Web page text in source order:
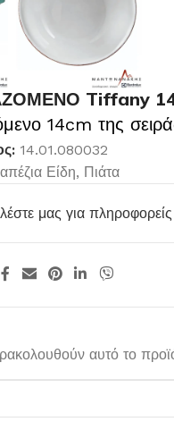
Tiffany
14cm της
14.01.080032
Είδη, Πιάτα
μας για πληροφορείς
αυτό το